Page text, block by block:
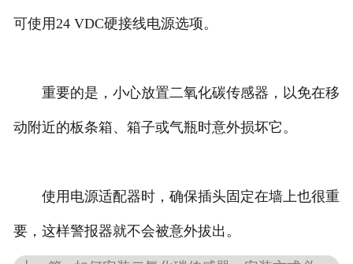
可使用24 VDC硬接线电源选项。
重要的是，小心放置二氧化碳传感器，以免在移
动附近的板条箱、箱子或气瓶时意外损坏它。
使用电源适配器时，确保插头固定在墙上也很重
要，这样警报器就不会被意外拔出。